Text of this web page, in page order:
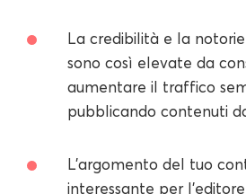
La credibilità e la
sono così elevate da
aumentare il traffico
pubblicando contenuti
L'argomento del tuo
interessante per